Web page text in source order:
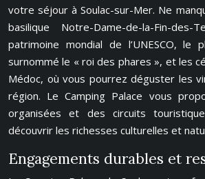
votre séjour à Soulac-sur-Mer. Ne
basilique Notre-Dame-de-la-Fin-
patrimoine mondial de l’UNESCO, le
surnommé le « roi des phares », et les
Médoc, où vous pourrez déguster les
région. Le Camping Palace vous
organisées et des circuits
découvrir les richesses culturelles et
Engagements durables et